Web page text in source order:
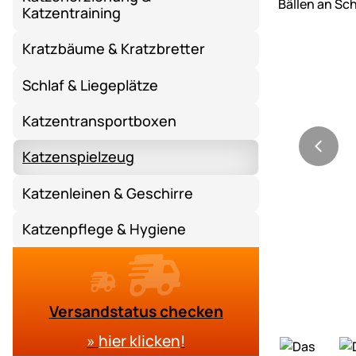
Katzentraining
Kratzbäume & Kratzbretter
Schlaf & Liegeplätze
Katzentransportboxen
Katzenspielzeug
Katzenleinen & Geschirre
Katzenpflege & Hygiene
Versandstatus checken
» hier klicken!